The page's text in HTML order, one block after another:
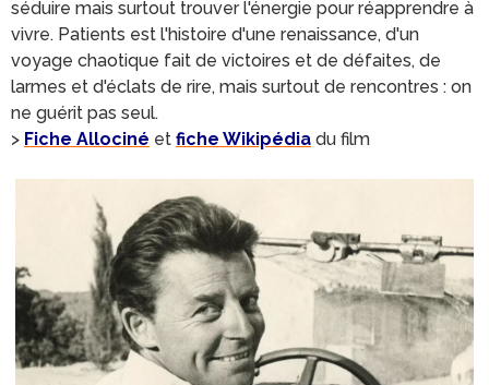
séduire mais surtout trouver l'énergie pour réapprendre à
vivre. Patients est l'histoire d'une renaissance, d'un
voyage chaotique fait de victoires et de défaites, de
larmes et d'éclats de rire, mais surtout de rencontres : on
ne guérit pas seul.
> Fiche Allociné et fiche Wikipédia du film